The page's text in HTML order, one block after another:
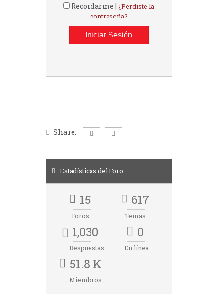
Recordarme | ¿Perdiste la
contraseña?
Share:
Estadísticas del Foro
15
Foros
617
Temas
1,030
Respuestas
0
En línea
51.8 K
Miembros